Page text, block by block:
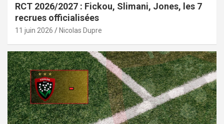
RCT 2026/2027 : Fickou, Slimani, Jones, les 7
recrues officialisées
11 juin 2026 Nicolas Dupre